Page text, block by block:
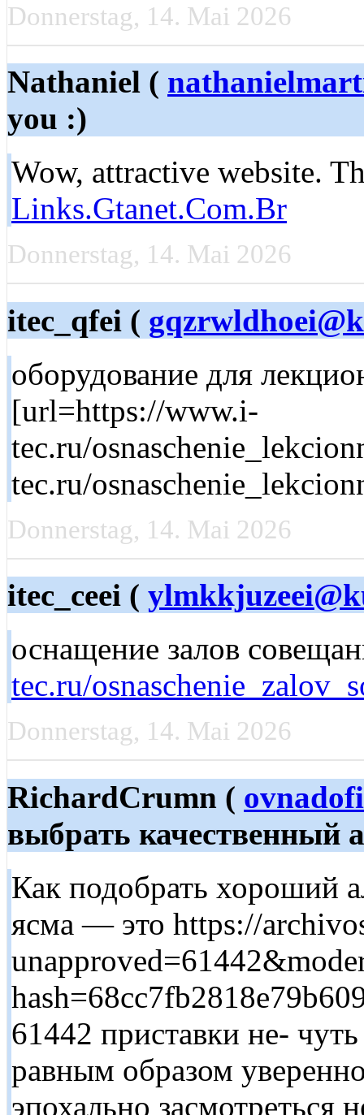
Donnerstag, 14. Mai 2026
Nathaniel (
you :)
Wow, attractive website.
Links.Gtanet.Com.Br
Donnerstag, 14. Mai 2026
itec_qfei (
оборудование для
[url=https://www.i-
tec.ru/
tec.ru/
Donnerstag, 14. Mai 2026
itec_ceei (
оснащение залов
tec.ru/
Donnerstag, 14. Mai 2026
RichardCrumn (
выбрать качественный
Как подобрать хороший
ясма — это https://
61442 приставки не-
равным образом
эпохально